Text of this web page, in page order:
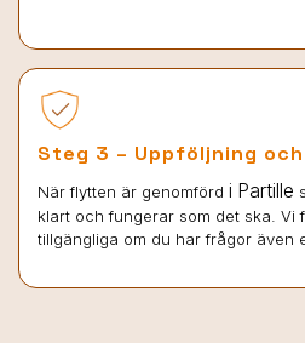
Steg 3 – Uppföljning
När flytten är genomförd i Partille
klart och fungerar som det ska. Vi
tillgängliga om du har frågor även